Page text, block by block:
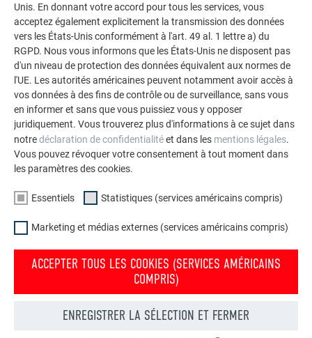
NON VENTILÉE AVEC RECOUVREMENT ≥ 25° DN
FAÎTIÈRE
ventilée avec recouvrement ≥ 25° DN.
Unis. En donnant votre accord pour tous les services, vous
acceptez également explicitement la transmission des données
vers les États-Unis conformément à l'art. 49 al. 1 lettre a) du
RGPD. Nous vous informons que les États-Unis ne disposent pas
d'un niveau de protection des données équivalent aux normes de
l'UE. Les autorités américaines peuvent notamment avoir accès à
vos données à des fins de contrôle ou de surveillance, sans vous
en informer et sans que vous puissiez vous y opposer
juridiquement. Vous trouverez plus d'informations à ce sujet dans
notredéclaration de confidentialitéet dans les mentions légales.
Vous pouvez révoquer votre consentement à tout moment dans
les paramètres des cookies.
Essentiels Statistiques (services américains compris)
Marketing et médias externes (services américains compris)
ACCEPTER TOUS LES COOKIES (SERVICES AMÉRICAINS
COMPRIS)
ENREGISTRER LA SÉLECTION ET FERMER